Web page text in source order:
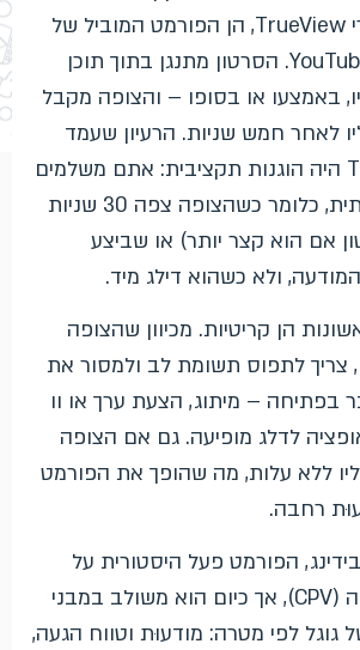
מהמותג ההיסטורי TrueView, הן הפורמט המוביל של
פרסום וידאו ב-YouTube. הסרטון מתנגן בתוך תוכן
באמצעו או בסופו – והצופה מקבל
לאחר חמש שניות. הרעיון שעמד
מאחורי TrueView היה הוגנות תקציבית: אתם משלמים
רק על צפייה אמיתית, כלומר כשהצופה צפה 30 שניות
אם הוא קצר יותר) או שביצע
ולא כשהוא דילג מיד.
הן קריטיות. מכיוון שהצופה
צריך לתפוס תשומת לב ולמסור את
בפתיחה – מיתוג, הצעת ערך או וו
לדלג מופיעה. גם אם הצופה
ללא עלות, מה שהופך את הפורמט
רחבה.
הפורמט פעל היסטורית על
בסיס עלות לצפייה (CPV), אך כיום הוא משולב במבני
גוגל לפי מטרה: מודעוּת וטווח הגעה,